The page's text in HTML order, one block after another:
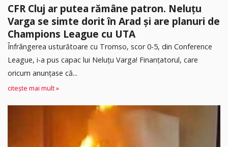
CFR Cluj ar putea rămâne patron. Neluțu
Varga se simte dorit în Arad și are planuri de
Champions League cu UTA
Înfrângerea usturătoare cu Tromso, scor 0-5, din Conference
League, i-a pus capac lui Neluțu Varga! Finanțatorul, care
oricum anunțase că...
citește mai mult »